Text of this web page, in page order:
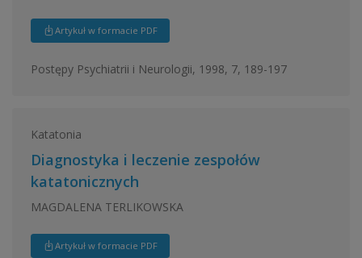
Artykuł w formacie PDF
Postępy Psychiatrii i Neurologii, 1998, 7, 189-197
Katatonia
Diagnostyka i leczenie zespołów
katatonicznych
MAGDALENA TERLIKOWSKA
Artykuł w formacie PDF